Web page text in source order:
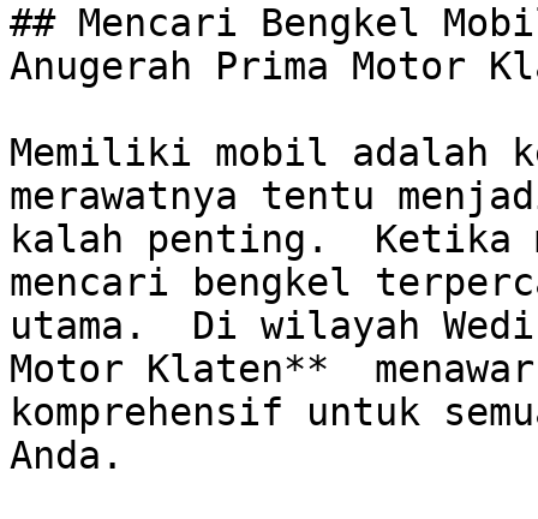
## Mencari Bengkel
Anugerah Prima Motor
Memiliki mobil adalah
merawatnya tentu
kalah penting.  Ketika
mencari bengkel
utama.  Di wilayah
Motor Klaten**
komprehensif untuk
Anda.